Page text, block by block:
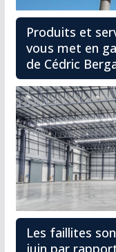
Produits et
vous met en
de Cédric
Les faillites